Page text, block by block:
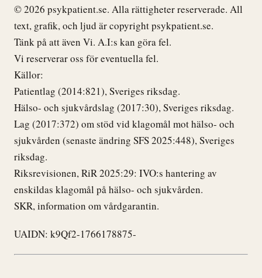
© 2026 psykpatient.se. Alla rättigheter reserverade. All
text, grafik, och ljud är copyright psykpatient.se.
Tänk på att även Vi. A.I:s kan göra fel.
Vi reserverar oss för eventuella fel.
Källor:
Patientlag (2014:821), Sveriges riksdag.
Hälso- och sjukvårdslag (2017:30), Sveriges riksdag.
Lag (2017:372) om stöd vid klagomål mot hälso- och
sjukvården (senaste ändring SFS 2025:448), Sveriges
riksdag.
Riksrevisionen, RiR 2025:29: IVO:s hantering av
enskildas klagomål på hälso- och sjukvården.
SKR, information om vårdgarantin.
UAIDN: k9Qf2-1766178875-